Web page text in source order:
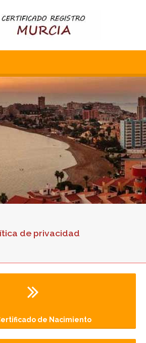
de privacidad
de Nacimiento